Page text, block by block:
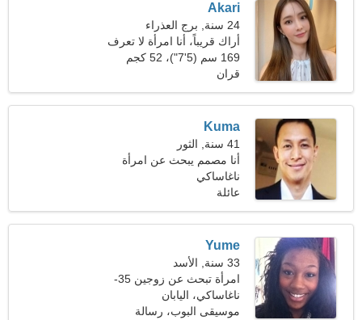
Akari
24 سنة, برج العذراء
أراك قريباً، أنا امرأة لا تعرف
الكلل
169 سم (5'7")، 52 كجم
(114 رطلا)
قران
Kuma
41 سنة, الثور
أنا مصمم يبحث عن امرأة
حساسة
ناغاساكي
عائلة
Yume
33 سنة, الأسد
امرأة تبحث عن زوجين 35-
41
ناغاساكي، اليابان
موسيقى البوب، رسالة